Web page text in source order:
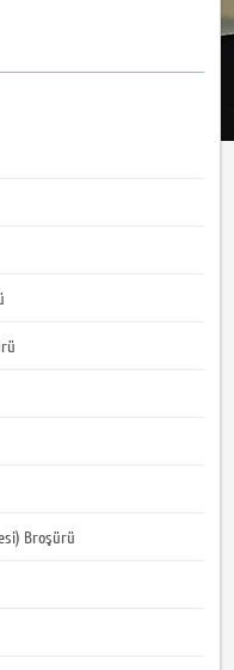
Broşürü